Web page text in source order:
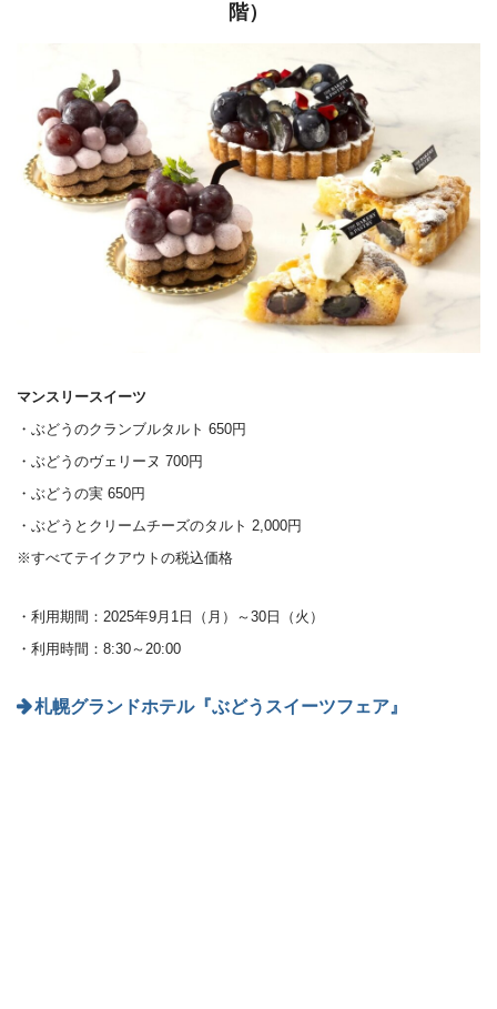
階）
マンスリースイーツ
・ぶどうのクランブルタルト 650円
・ぶどうのヴェリーヌ 700円
・ぶどうの実 650円
・ぶどうとクリームチーズのタルト 2,000円
※すべてテイクアウトの税込価格
・利用期間：2025年9月1日（月）～30日（火）
・利用時間：8:30～20:00
札幌グランドホテル『ぶどうスイーツフェア』